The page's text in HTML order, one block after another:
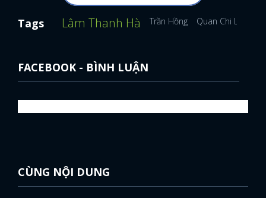
Tags Lâm Thanh Hà Trần Hồng Quan Chi Lâm
FACEBOOK - BÌNH LUẬN
CÙNG NỘI DUNG